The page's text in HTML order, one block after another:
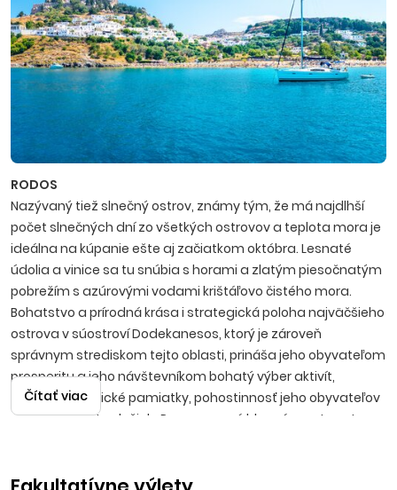
RODOS
Nazývaný tiež slnečný ostrov, známy tým, že má najdlhší
počet slnečných dní zo všetkých ostrovov a teplota mora je
ideálna na kúpanie ešte aj začiatkom októbra. Lesnaté
údolia a vinice sa tu snúbia s horami a zlatým piesočnatým
pobrežím s azúrovými vodami krištáľovo čistého mora.
Bohatstvo a prírodná krása i strategická poloha najväčšieho
ostrova v súostroví Dodekanesos, ktorý je zároveň
správnym strediskom tejto oblasti, prináša jeho obyvateľom
prosperitu a jeho návštevníkom bohatý výber aktivít,
turistiku, historické pamiatky, pohostinnosť jeho obyvateľov
a vysokú kvalitu služieb. Rovnomenné hlavné mesto ostrova
mestom, do ktorého vedie 11 brán. V meste nájdete divadlo,
Čítať viac